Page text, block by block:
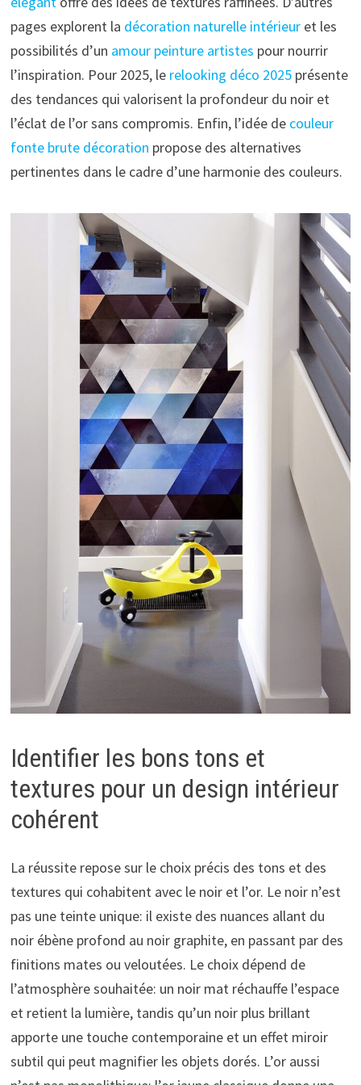
pages explorent la décoration naturelle intérieuret les
possibilités d’un amour peinture artistes pour nourrir
l’inspiration. Pour 2025, le relooking déco 2025présente
des tendances qui valorisent la profondeur du noir et
l’éclat de l’or sans compromis. Enfin, l’idée de couleur
fonte brute décoration propose des alternatives
pertinentes dans le cadre d’une harmonie des couleurs.
Identifier les bons tons et
textures pour un design intérieur
cohérent
La réussite repose sur le choix précis des tons et des
textures qui cohabitent avec le noir et l’or. Le noir n’est
pas une teinte unique: il existe des nuances allant du
noir ébène profond au noir graphite, en passant par des
finitions mates ou veloutées. Le choix dépend de
l’atmosphère souhaitée: un noir mat réchauffe l’espace
et retient la lumière, tandis qu’un noir plus brillant
apporte une touche contemporaine et un effet miroir
subtil qui peut magnifier les objets dorés. L’or aussi